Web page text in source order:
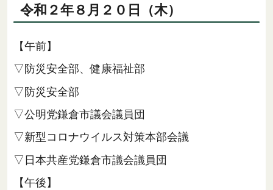
令和２年８月２０日（木）
【午前】
▽防災安全部、健康福祉部
▽防災安全部
▽公明党鎌倉市議会議員団
▽新型コロナウイルス対策本部会議
▽日本共産党鎌倉市議会議員団
【午後】